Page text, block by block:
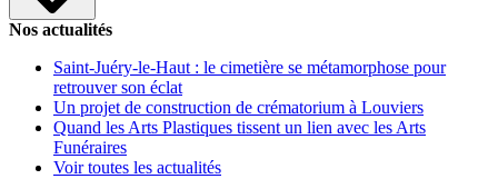
Nos actualités
Saint-Juéry-le-Haut : le cimetière se métamorphose pour
retrouver son éclat
Un projet de construction de crématorium à Louviers
Quand les Arts Plastiques tissent un lien avec les Arts
Funéraires
Voir toutes les actualités